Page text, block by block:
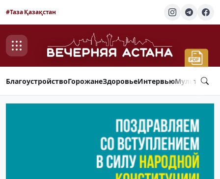
#Таза Қазақстан
БлагоустройствоГорожанеЗдоровьеИнтервью